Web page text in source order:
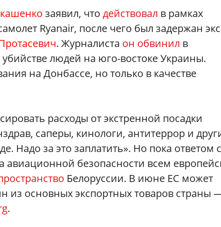
заявил, что действовал в рамках
Ryanair, после чего был задержан
. Журналиста он обвинил в
людей на юго-востоке Украины.
на Донбассе, но только в качестве
расходы от экстренной посадки
саперы, кинологи, антитеррор и
Надо за это заплатить». Но пока ответом
авиационной безопасности всем
Белоруссии. В июне ЕС может
из основных экспортных товаров страны
.